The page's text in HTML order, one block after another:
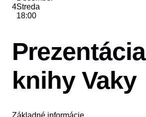
4Streda
18:00
Prezentácia
knihy Vaky